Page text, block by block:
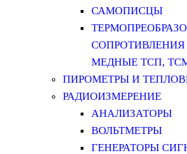
САМОПИСЦЫ
МЕДНЫЕ ТСП,
ПИРОМЕТРЫ И
РАДИОИЗМЕРЕНИЕ
АНАЛИЗАТОРЫ
ВОЛЬТМЕТРЫ
ГЕНЕРАТОРЫ